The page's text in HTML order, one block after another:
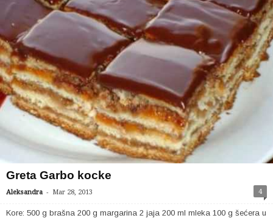
Greta Garbo kocke
Aleksandra - Mar 28, 2013 4
Kore: 500 g brašna 200 g margarina 2 jaja 200 ml mleka 100 g šećera u